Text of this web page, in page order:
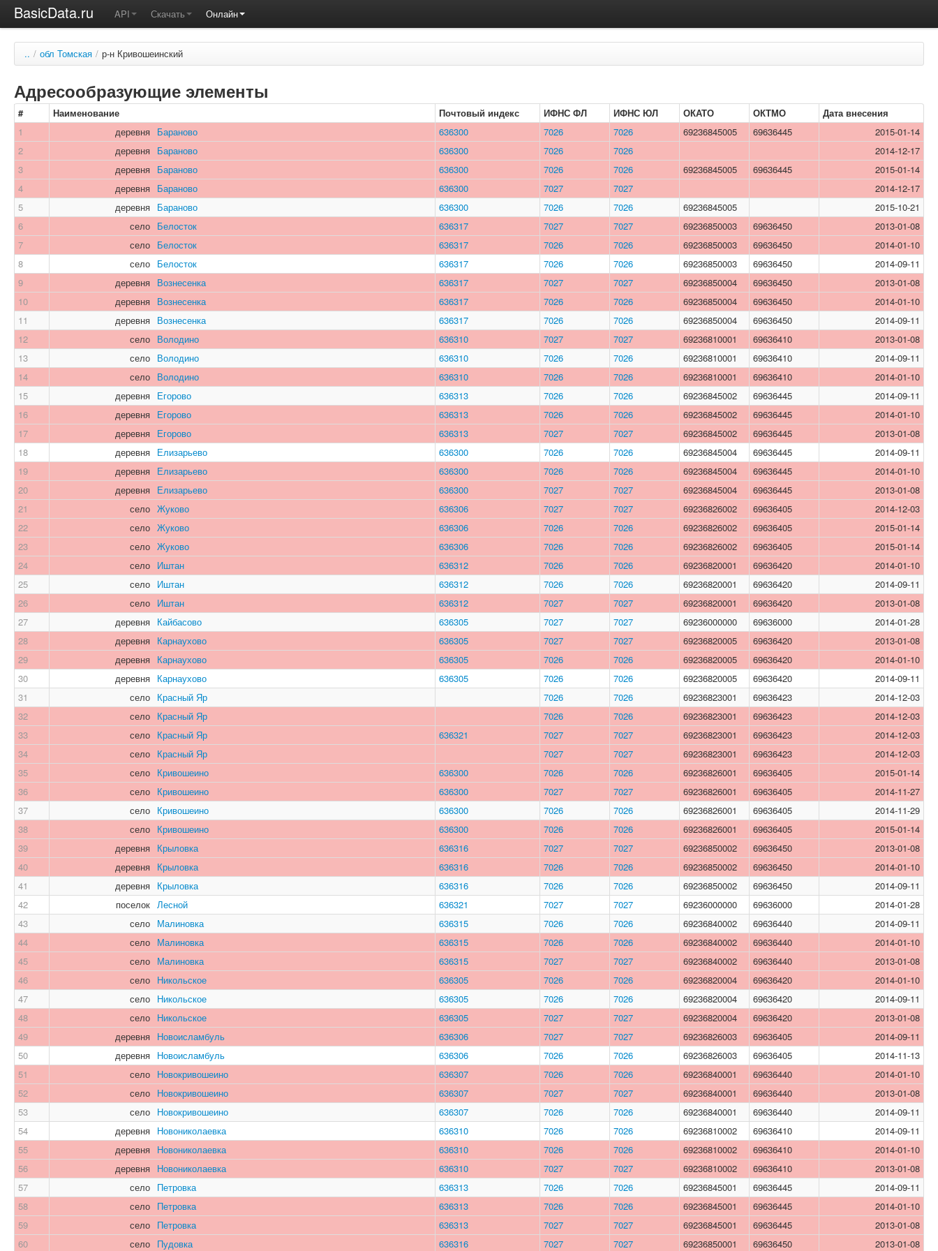
BasicData.ru API Скачать Онлайн
.. / обл Томская / р-н Кривошеинский
Адресообразующие элементы
# Наименование Почтовый индекс ИФНС ФЛ ИФНС ЮЛ ОКАТО ОКТМО
Дата внесения
1
деревня Бараново 636300 7026 7026 69236845005 69636445
2015-01-14
2
деревня Бараново 636300 7026 7026
2014-12-17
3
деревня Бараново 636300 7026 7026 69236845005 69636445
2015-01-14
4
деревня Бараново 636300 7027 7027
2014-12-17
5
деревня Бараново 636300 7026 7026 69236845005
2015-10-21
6
село Белосток 636317 7027 7027 69236850003 69636450
2013-01-08
7
село Белосток 636317 7026 7026 69236850003 69636450
2014-01-10
8
село Белосток 636317 7026 7026 69236850003 69636450
2014-09-11
9
деревня Вознесенка 636317 7027 7027 69236850004 69636450
2013-01-08
10
деревня Вознесенка 636317 7026 7026 69236850004 69636450
2014-01-10
11
деревня Вознесенка 636317 7026 7026 69236850004 69636450
2014-09-11
12
село Володино 636310 7027 7027 69236810001 69636410
2013-01-08
13
село Володино 636310 7026 7026 69236810001 69636410
2014-09-11
14
село Володино 636310 7026 7026 69236810001 69636410
2014-01-10
15
деревня Егорово 636313 7026 7026 69236845002 69636445
2014-09-11
16
деревня Егорово 636313 7026 7026 69236845002 69636445
2014-01-10
17
деревня Егорово 636313 7027 7027 69236845002 69636445
2013-01-08
18
деревня Елизарьево 636300 7026 7026 69236845004 69636445
2014-09-11
19
деревня Елизарьево 636300 7026 7026 69236845004 69636445
2014-01-10
20
деревня Елизарьево 636300 7027 7027 69236845004 69636445
2013-01-08
21
село Жуково 636306 7027 7027 69236826002 69636405
2014-12-03
22
село Жуково 636306 7026 7026 69236826002 69636405
2015-01-14
23
село Жуково 636306 7026 7026 69236826002 69636405
2015-01-14
24
село Иштан 636312 7026 7026 69236820001 69636420
2014-01-10
25
село Иштан 636312 7026 7026 69236820001 69636420
2014-09-11
26
село Иштан 636312 7027 7027 69236820001 69636420
2013-01-08
27
деревня Кайбасово 636305 7027 7027 69236000000 69636000
2014-01-28
28
деревня Карнаухово 636305 7027 7027 69236820005 69636420
2013-01-08
29
деревня Карнаухово 636305 7026 7026 69236820005 69636420
2014-01-10
30
деревня Карнаухово 636305 7026 7026 69236820005 69636420
2014-09-11
31
село Красный Яр 7026 7026 69236823001 69636423
2014-12-03
32
село Красный Яр 7026 7026 69236823001 69636423
2014-12-03
33
село Красный Яр 636321 7027 7027 69236823001 69636423
2014-12-03
34
село Красный Яр 7027 7027 69236823001 69636423
2014-12-03
35
село Кривошеино 636300 7026 7026 69236826001 69636405
2015-01-14
36
село Кривошеино 636300 7027 7027 69236826001 69636405
2014-11-27
37
село Кривошеино 636300 7026 7026 69236826001 69636405
2014-11-29
38
село Кривошеино 636300 7026 7026 69236826001 69636405
2015-01-14
39
деревня Крыловка 636316 7027 7027 69236850002 69636450
2013-01-08
40
деревня Крыловка 636316 7026 7026 69236850002 69636450
2014-01-10
41
деревня Крыловка 636316 7026 7026 69236850002 69636450
2014-09-11
42
поселок Лесной 636321 7027 7027 69236000000 69636000
2014-01-28
43
село Малиновка 636315 7026 7026 69236840002 69636440
2014-09-11
44
село Малиновка 636315 7026 7026 69236840002 69636440
2014-01-10
45
село Малиновка 636315 7027 7027 69236840002 69636440
2013-01-08
46
село Никольское 636305 7026 7026 69236820004 69636420
2014-01-10
47
село Никольское 636305 7026 7026 69236820004 69636420
2014-09-11
48
село Никольское 636305 7027 7027 69236820004 69636420
2013-01-08
49
деревня Новоисламбуль 636306 7027 7027 69236826003 69636405
2014-09-11
50
деревня Новоисламбуль 636306 7026 7026 69236826003 69636405
2014-11-13
51
село Новокривошеино 636307 7026 7026 69236840001 69636440
2014-01-10
52
село Новокривошеино 636307 7027 7027 69236840001 69636440
2013-01-08
53
село Новокривошеино 636307 7026 7026 69236840001 69636440
2014-09-11
54
деревня Новониколаевка 636310 7026 7026 69236810002 69636410
2014-09-11
55
деревня Новониколаевка 636310 7026 7026 69236810002 69636410
2014-01-10
56
деревня Новониколаевка 636310 7027 7027 69236810002 69636410
2013-01-08
57
село Петровка 636313 7026 7026 69236845001 69636445
2014-09-11
58
село Петровка 636313 7026 7026 69236845001 69636445
2014-01-10
59
село Петровка 636313 7027 7027 69236845001 69636445
2013-01-08
60
село Пудовка 636316 7027 7027 69236850001 69636450 2013-01-08